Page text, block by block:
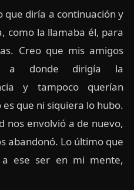
diría a continuación y
como la llamaba él, para
Creo que mis amigos
a donde dirigía la
y tampoco querían
que ni siquiera lo hubo.
nos envolvió a de nuevo,
abandonó. Lo último que
a ese ser en mi mente,